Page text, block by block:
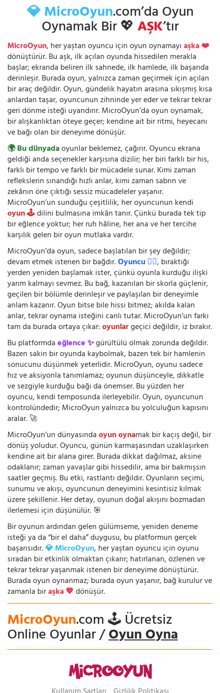
💎 MicroOyun.com’da Oyun
Oynamak Bir 💖AŞK’tır
MicroOyun, her yaştan oyuncu için oyun oynamayıaşka ❤️
dönüştürür. Bu aşk, ilk açılan oyunda hissedilen merakla
başlar; ekranda beliren ilk sahnede, ilk hamlede, ilk başarıda
derinleşir. Burada oyun, yalnızca zaman geçirmek için açılan
bir araç değildir. Oyun, gündelik hayatın arasına sıkışmış kısa
anlardan taşar, oyuncunun zihninde yer eder ve tekrar tekrar
geri dönme isteği uyandırır. MicroOyun’da oyun oynamak,
bir alışkanlıktan öteye geçer; kendine ait bir ritmi, heyecanı
ve bağı olan bir deneyime dönüşür.
🌍 Bu dünyadaoyunlar beklemez, çağırır. Oyuncu ekrana
geldiği anda seçenekler karşısına dizilir; her biri farklı bir his,
farklı bir tempo ve farklı bir mücadele sunar. Kimi zaman
reflekslerin sınandığı hızlı anlar, kimi zaman sabrın ve
zekânın öne çıktığı sessiz mücadeleler yaşanır.
MicroOyun’un sunduğu çeşitlilik, her oyuncunun kendi
oyun 🕹️dilini bulmasına imkân tanır. Çünkü burada tek tip
bir eğlence yoktur; her ruh hâline, her ana ve her tercihe
karşılık gelen bir oyun mutlaka vardır.
MicroOyun’da oyun, sadece başlatılan bir şey değildir;
devam etmek istenen bir bağdır.Oyuncu 🧍‍♂️, bıraktığı
yerden yeniden başlamak ister, çünkü oyunla kurduğu ilişki
yarım kalmayı sevmez. Bu bağ, kazanılan bir skorla güçlenir,
geçilen bir bölümle derinleşir ve paylaşılan bir deneyimle
anlam kazanır. Oyun bitse bile hissi bitmez; akılda kalan
anlar, tekrar oynama isteğini canlı tutar. MicroOyun’un farkı
tam da burada ortaya çıkar:oyunlargeçici değildir, iz bırakır.
Bu platformdaeğlence ✨gürültülü olmak zorunda değildir.
Bazen sakin bir oyunda kaybolmak, bazen tek bir hamlenin
sonucunu düşünmek yeterlidir. MicroOyun, oyunu sadece
hız ve aksiyonla tanımlamaz; oyunun düşünceyle, dikkatle
ve sezgiyle kurduğu bağı da önemser. Bu yüzden her
oyuncu, kendi temposunda ilerleyebilir. Oyun, oyuncunun
kontrolündedir; MicroOyun yalnızca bu yolculuğun kapısını
aralar. 🚀
MicroOyun’un dünyasındaoyun oynamak bir kaçış değil, bir
dönüş yoludur. Oyuncu, günün karmaşasından uzaklaşırken
kendine ait bir alana girer. Burada dikkat dağılmaz, aksine
odaklanır; zaman yavaşlar gibi hissedilir, ama bir bakmışsın
saatler geçmiş. Bu etki, rastlantı değildir. Oyunların seçimi,
sunumu ve akışı, oyuncunun deneyimini kesintisiz kılmak
üzere şekillenir. Her detay, oyunun doğal akışını bozmadan
ilerlemesi için düşünülür. 🎯
Bir oyunun ardından gelen gülümseme, yeniden deneme
isteği ya da “bir el daha” duygusu, bu platformun gerçek
başarısıdır.💎 MicroOyun, her yaştan oyuncu için oyunu
sıradan bir etkinlik olmaktan çıkarır; hatırlanan, özlenen ve
tekrar tekrar yaşanmak istenen bir deneyime dönüştürür.
Burada oyun oynanmaz; burada oyun yaşanır, bağ kurulur ve
zamanla biraşka 💖dönüşür.
MicroOyun.com 🕹️ Ücretsiz
Online Oyunlar /Oyun Oyna